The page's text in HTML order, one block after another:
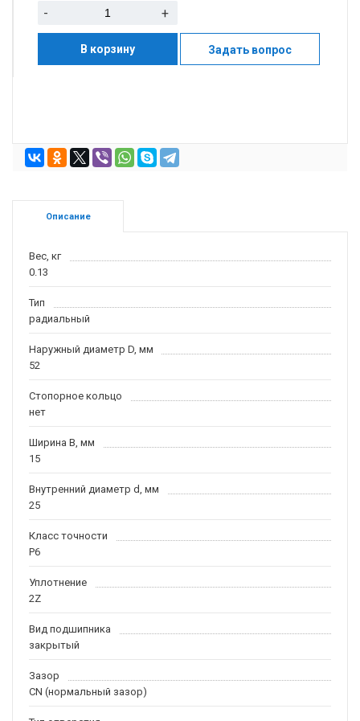
- +
В корзину Задать вопрос
Описание
Вес, кг
0.13
Тип
радиальный
Наружный диаметр D, мм
52
Стопорное кольцо
нет
Ширина B, мм
15
Внутренний диаметр d, мм
25
Класс точности
P6
Уплотнение
2Z
Вид подшипника
закрытый
Зазор
CN (нормальный зазор)